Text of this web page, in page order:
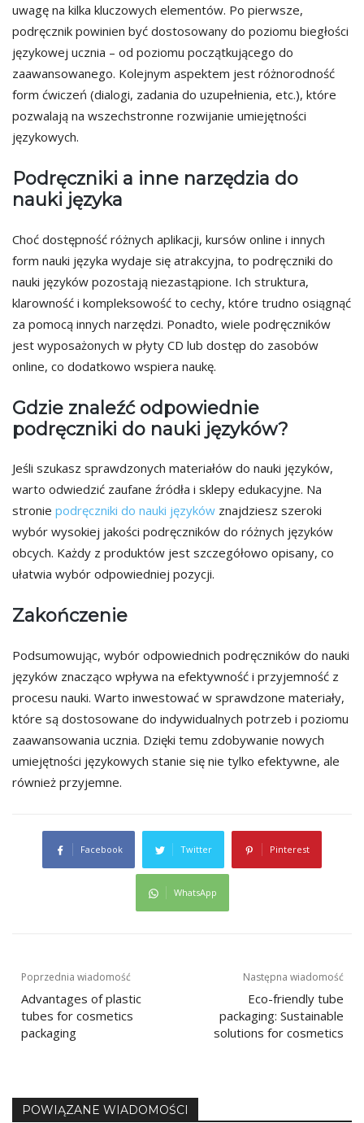
uwagę na kilka kluczowych elementów. Po pierwsze,
podręcznik powinien być dostosowany do poziomu biegłości
językowej ucznia – od poziomu początkującego do
zaawansowanego. Kolejnym aspektem jest różnorodność
form ćwiczeń (dialogi, zadania do uzupełnienia, etc.), które
pozwalają na wszechstronne rozwijanie umiejętności
językowych.
Podręczniki a inne narzędzia do
nauki języka
Choć dostępność różnych aplikacji, kursów online i innych
form nauki języka wydaje się atrakcyjna, to podręczniki do
nauki języków pozostają niezastąpione. Ich struktura,
klarowność i kompleksowość to cechy, które trudno osiągnąć
za pomocą innych narzędzi. Ponadto, wiele podręczników
jest wyposażonych w płyty CD lub dostęp do zasobów
online, co dodatkowo wspiera naukę.
Gdzie znaleźć odpowiednie
podręczniki do nauki języków?
Jeśli szukasz sprawdzonych materiałów do nauki języków,
warto odwiedzić zaufane źródła i sklepy edukacyjne. Na
stronie podręczniki do nauki języków znajdziesz szeroki
wybór wysokiej jakości podręczników do różnych języków
obcych. Każdy z produktów jest szczegółowo opisany, co
ułatwia wybór odpowiedniej pozycji.
Zakończenie
Podsumowując, wybór odpowiednich podręczników do nauki
języków znacząco wpływa na efektywność i przyjemność z
procesu nauki. Warto inwestować w sprawdzone materiały,
które są dostosowane do indywidualnych potrzeb i poziomu
zaawansowania ucznia. Dzięki temu zdobywanie nowych
umiejętności językowych stanie się nie tylko efektywne, ale
również przyjemne.
Facebook Twitter Pinterest
WhatsApp
Nawigacja
wpisu
Poprzednia wiadomość
Advantages of plastic
tubes for cosmetics
packaging
Następna wiadomość
Eco-friendly tube
packaging: Sustainable
solutions for cosmetics
POWIĄZANE WIADOMOŚCI